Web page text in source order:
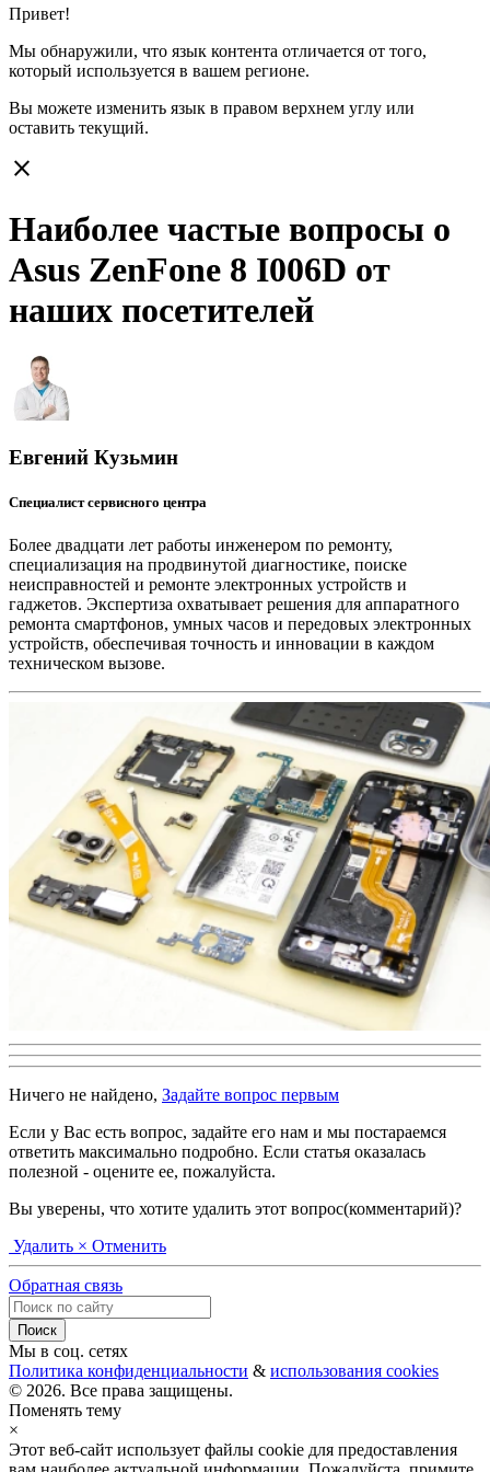
Привет!
Мы обнаружили, что язык контента отличается от того,
который используется в вашем регионе.
Вы можете изменить язык в правом верхнем углу или
оставить текущий.
close
Наиболее частые вопросы о
Asus ZenFone 8 I006D от
наших посетителей
Евгений Кузьмин
Специалист сервисного центра
Более двадцати лет работы инженером по ремонту,
специализация на продвинутой диагностике, поиске
неисправностей и ремонте электронных устройств и
гаджетов. Экспертиза охватывает решения для аппаратного
ремонта смартфонов, умных часов и передовых электронных
устройств, обеспечивая точность и инновации в каждом
техническом вызове.
Ничего не найдено, Задайте вопрос первым
Если у Вас есть вопрос, задайте его нам и мы постараемся
ответить максимально подробно. Если статья оказалась
полезной - оцените ее, пожалуйста.
Вы уверены, что хотите удалить этот вопрос(комментарий)?
Удалить × Отменить
Обратная связь
Мы в соц. сетях
Политика конфиденциальности & использования cookies
© 2026. Все права защищены.
Поменять тему
×
Этот веб-сайт использует файлы cookie для предоставления